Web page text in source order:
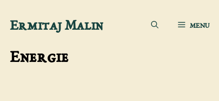
Aller
contenu
Ermitaj Malin MENU
Energie